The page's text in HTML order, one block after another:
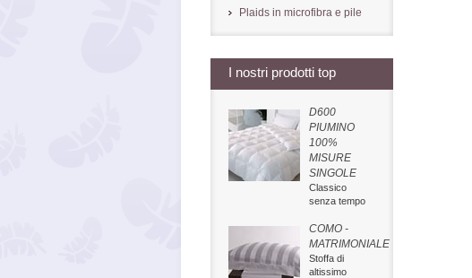
Plaids in microfibra e pile
I nostri prodotti top
D600
PIUMINO
100%
MISURE
SINGOLE
Classico
senza tempo
COMO -
MATRIMONIALE
Stoffa di
altissimo